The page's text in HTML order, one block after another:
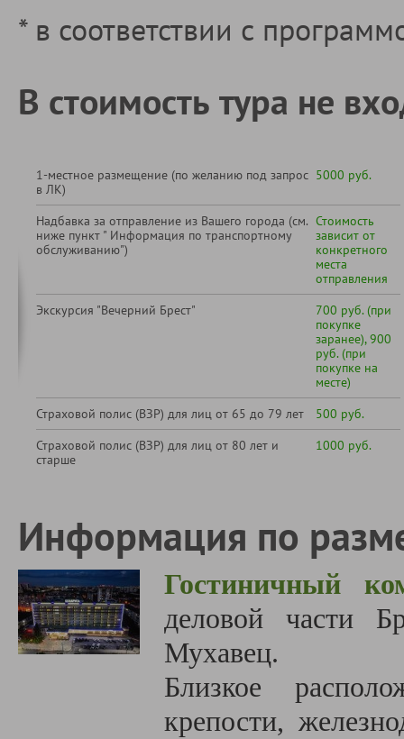
* в соответствии с
В стоимость тура не
1-местное размещение (по желанию под запрос
в ЛК)
5000 руб.
Надбавка за отправление из Вашего города (см.
ниже пункт " Информация по транспортному
обслуживанию")
Стоимость
зависит от
конкретного
места
отправления
Экскурсия "Вечерний Брест"
700 руб. (при
покупке
заранее), 900
руб. (при
покупке на
месте)
Страховой полис (ВЗР) для лиц от 65 до 79 лет
500 руб.
Страховой полис (ВЗР) для лиц от 80 лет и
старше
1000 руб.
Информация по
Гостиничный
деловой части
Мухавец.
Близкое
крепости,